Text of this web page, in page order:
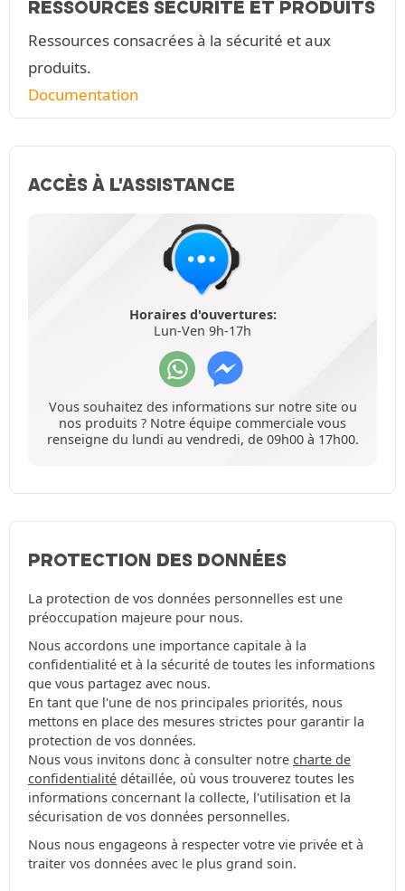
RESSOURCES SÉCURITÉ ET PRODUITS
Ressources consacrées à la sécurité et aux
produits.
Documentation
ACCÈS À L'ASSISTANCE
Horaires d'ouvertures:
Lun-Ven 9h-17h
Vous souhaitez des informations sur notre site ou
nos produits ? Notre équipe commerciale vous
renseigne du lundi au vendredi, de 09h00 à 17h00.
PROTECTION DES DONNÉES
La protection de vos données personnelles est une
préoccupation majeure pour nous.
Nous accordons une importance capitale à la
confidentialité et à la sécurité de toutes les informations
que vous partagez avec nous.
En tant que l'une de nos principales priorités, nous
mettons en place des mesures strictes pour garantir la
protection de vos données.
Nous vous invitons donc à consulter notre charte de
confidentialité détaillée, où vous trouverez toutes les
informations concernant la collecte, l'utilisation et la
sécurisation de vos données personnelles.
Nous nous engageons à respecter votre vie privée et à
traiter vos données avec le plus grand soin.